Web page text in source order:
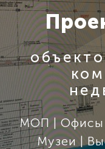
МОП | Офисы
Музеи |